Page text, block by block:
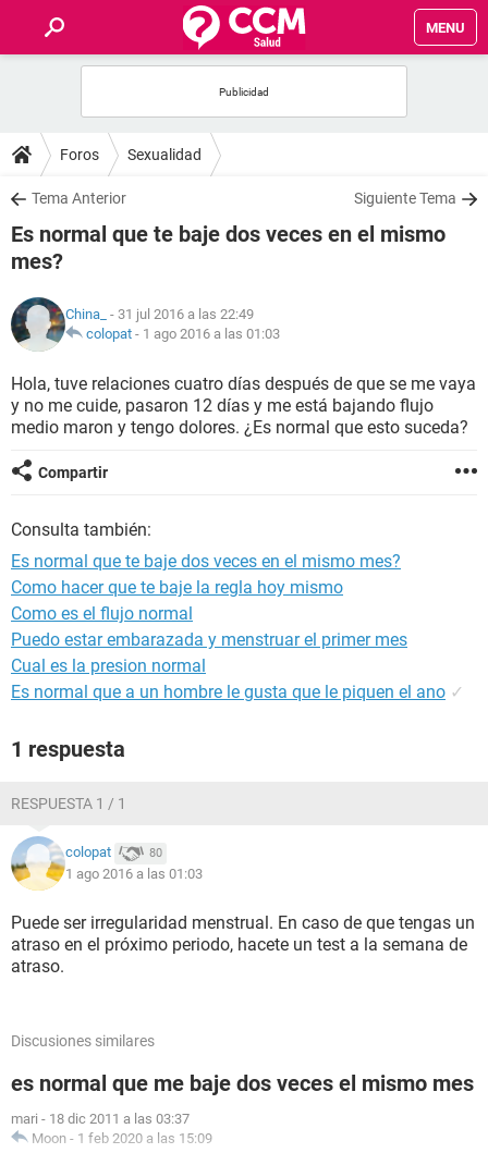
MENU
FOROS
SALUD
FAMILIA
NUTRICIÓN
SEXUALIDAD
GLOSARIO
Foros Sexualidad
Tema Anterior Siguiente Tema
Es normal que te baje dos veces en el mismo
mes?
China_ - 31 jul 2016 a las 22:49
colopat - 1 ago 2016 a las 01:03
Hola, tuve relaciones cuatro días después de que se me vaya
y no me cuide, pasaron 12 días y me está bajando flujo
medio maron y tengo dolores. ¿Es normal que esto suceda?
Compartir
Consulta también:
Es normal que te baje dos veces en el mismo mes?
Como hacer que te baje la regla hoy mismo
Como es el flujo normal
Puedo estar embarazada y menstruar el primer mes
Cual es la presion normal
Es normal que a un hombre le gusta que le piquen el ano ✓
1 respuesta
RESPUESTA 1 / 1
colopat 80
1 ago 2016 a las 01:03
Puede ser irregularidad menstrual. En caso de que tengas un
atraso en el próximo periodo, hacete un test a la semana de
atraso.
Discusiones similares
es normal que me baje dos veces el mismo mes
mari - 18 dic 2011 a las 03:37
Moon - 1 feb 2020 a las 15:09